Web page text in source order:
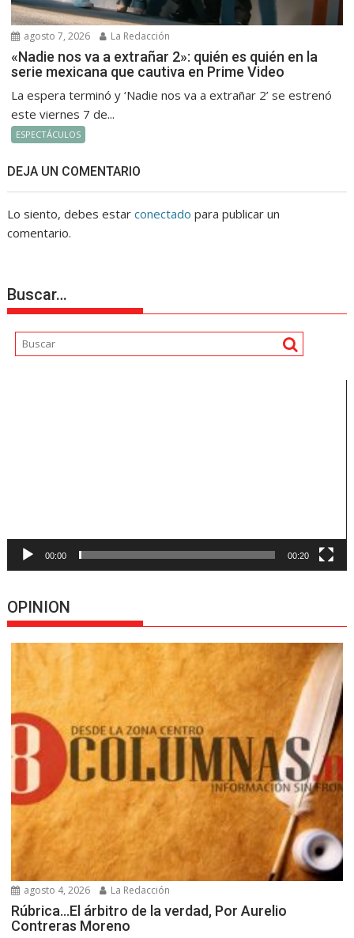
agosto 7, 2026 La Redacción
«Nadie nos va a extrañar 2»: quién es quién en la
serie mexicana que cautiva en Prime Video
La espera terminó y ‘Nadie nos va a extrañar 2’ se estrenó
este viernes 7 de...
ESPECTÁCULOS
DEJA UN COMENTARIO
Lo siento, debes estarconectado para publicar un
comentario.
Buscar…
00:00 00:20
OPINION
agosto 4, 2026 La Redacción
Rúbrica…El árbitro de la verdad, Por Aurelio
Contreras Moreno